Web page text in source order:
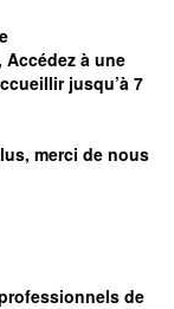
Accédez à une
jusqu’à 7
merci de nous
de